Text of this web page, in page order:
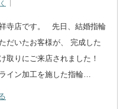
寺店です。 先日、結婚指輪
だいたお客様が、 完成した
取りにご来店されました！
イン加工を施した指輪…